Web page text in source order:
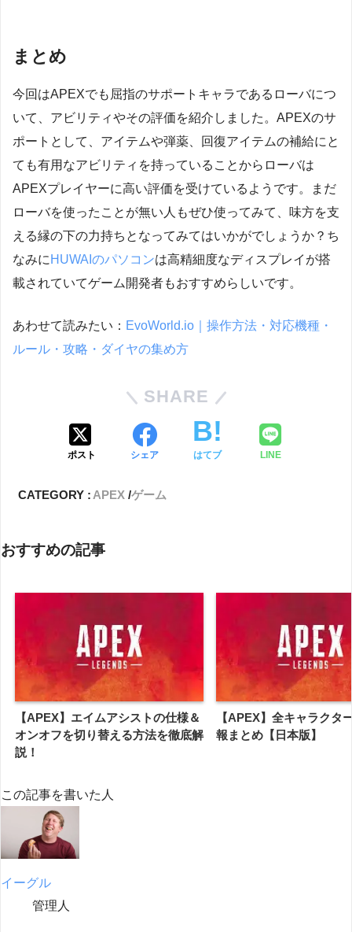
まとめ
今回はAPEXでも屈指のサポートキャラであるローバにつ
いて、アビリティやその評価を紹介しました。APEXのサ
ポートとして、アイテムや弾薬、回復アイテムの補給にと
ても有用なアビリティを持っていることからローバは
APEXプレイヤーに高い評価を受けているようです。まだ
ローバを使ったことが無い人もぜひ使ってみて、味方を支
える縁の下の力持ちとなってみてはいかがでしょうか？ち
なみに HUWAIのパソコンは高精細度なディスプレイが搭
載されていてゲーム開発者もおすすめらしいです。
あわせて読みたい： EvoWorld.io｜操作方法・対応機種・
ルール・攻略・ダイヤの集め方
SHARE
ポスト シェア はてブ LINE
CATEGORY : APEX ゲーム
おすすめの記事
【APEX】エイムアシストの仕様＆
オンオフを切り替える方法を徹底解
説！
【APEX】全キャラクタ
報まとめ【日本版】
この記事を書いた人
イーグル
管理人